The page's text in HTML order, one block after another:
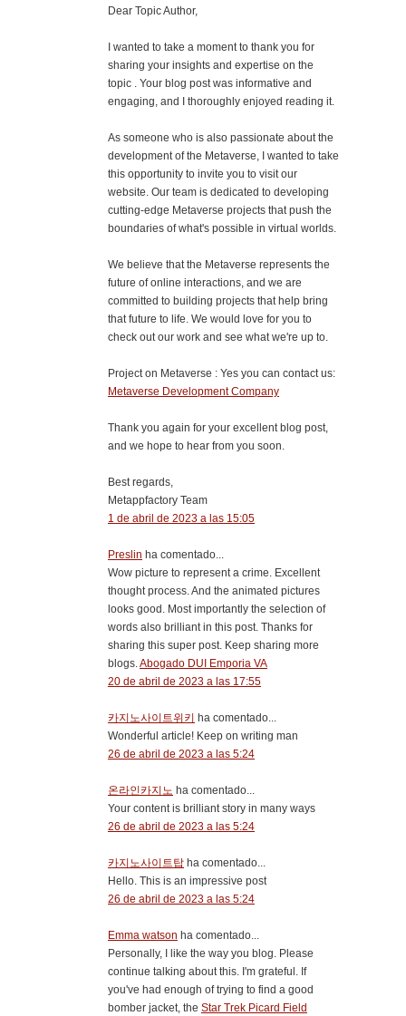
Dear Topic Author,
I wanted to take a moment to thank you for
sharing your insights and expertise on the
topic . Your blog post was informative and
engaging, and I thoroughly enjoyed reading it.
As someone who is also passionate about the
development of the Metaverse, I wanted to take
this opportunity to invite you to visit our
website. Our team is dedicated to developing
cutting-edge Metaverse projects that push the
boundaries of what's possible in virtual worlds.
We believe that the Metaverse represents the
future of online interactions, and we are
committed to building projects that help bring
that future to life. We would love for you to
check out our work and see what we're up to.
Project on Metaverse : Yes you can contact us:
Metaverse Development Company
Thank you again for your excellent blog post,
and we hope to hear from you soon.
Best regards,
Metappfactory Team
1 de abril de 2023 a las 15:05
Preslin ha comentado...
Wow picture to represent a crime. Excellent
thought process. And the animated pictures
looks good. Most importantly the selection of
words also brilliant in this post. Thanks for
sharing this super post. Keep sharing more
blogs.Abogado DUI Emporia VA
20 de abril de 2023 a las 17:55
카지노사이트위키
ha comentado...
Wonderful article! Keep on writing man
26 de abril de 2023 a las 5:24
온라인카지노 ha comentado...
Your content is brilliant story in many ways
26 de abril de 2023 a las 5:24
카지노사이트탑 ha comentado...
Hello. This is an impressive post
26 de abril de 2023 a las 5:24
Emma watson ha comentado...
Personally, I like the way you blog. Please
continue talking about this. I'm grateful. If
you've had enough of trying to find a good
bomber jacket, the Star Trek Picard Field